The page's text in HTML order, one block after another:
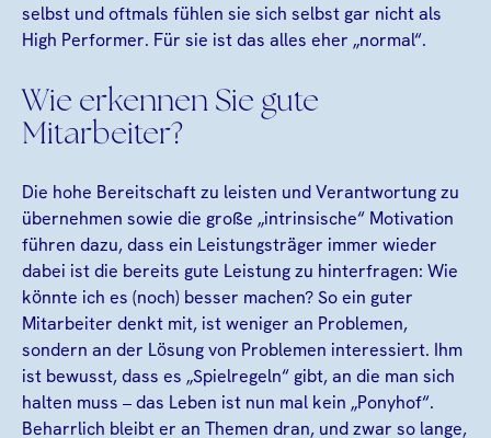
selbst und oftmals fühlen sie sich selbst gar nicht als
High Performer. Für sie ist das alles eher „normal“.
Wie erkennen Sie gute
Mitarbeiter?
Die hohe Bereitschaft zu leisten und Verantwortung zu
übernehmen sowie die große „intrinsische“ Motivation
führen dazu, dass ein Leistungsträger immer wieder
dabei ist die bereits gute Leistung zu hinterfragen: Wie
könnte ich es (noch) besser machen? So ein guter
Mitarbeiter denkt mit, ist weniger an Problemen,
sondern an der Lösung von Problemen interessiert. Ihm
ist bewusst, dass es „Spielregeln“ gibt, an die man sich
halten muss – das Leben ist nun mal kein „Ponyhof“.
Beharrlich bleibt er an Themen dran, und zwar so lange,